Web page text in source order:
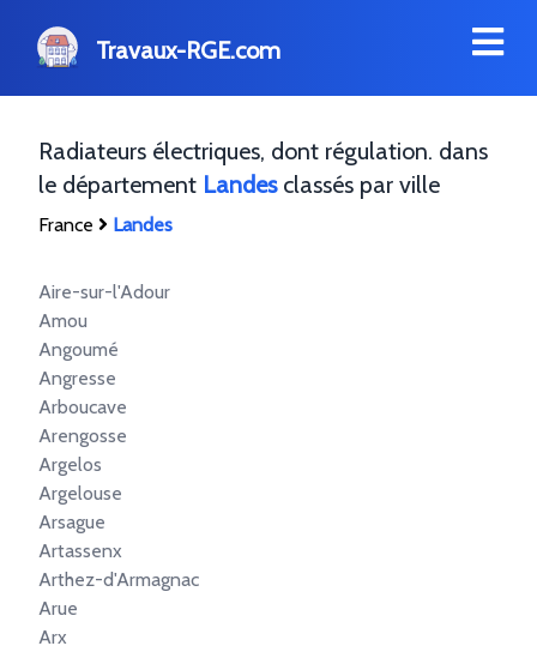
Travaux-RGE.com
Radiateurs électriques, dont régulation. dans
le département Landesclassés par ville
France Landes
Aire-sur-l'Adour
Amou
Angoumé
Angresse
Arboucave
Arengosse
Argelos
Argelouse
Arsague
Artassenx
Arthez-d'Armagnac
Arue
Arx